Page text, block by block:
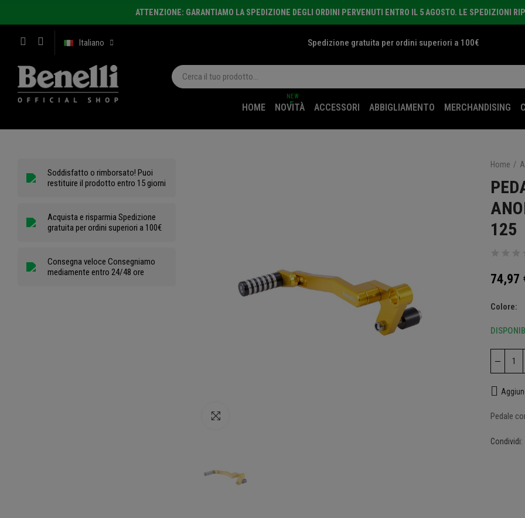
ATTENZIONE: GARANTIAMO LA SPEDIZIONE DEGLI ORDINI PERVENUTI ENTRO IL 5 AGOSTO. LE SPEDIZIONI
Italiano Spedizione gratuita per ordini superiori a 100€
HOME NOVITÀ
NEW
ACCESSORI ABBIGLIAMENTO MERCHANDISING
Home
125
74,97
Colore
Pedale
Soddisfatto o rimborsato! Puoi
restituire il prodotto entro 15 giorni
Acquista e risparmia Spedizione
gratuita per ordini superiori a 100€
Consegna veloce Consegniamo
mediamente entro 24/48 ore